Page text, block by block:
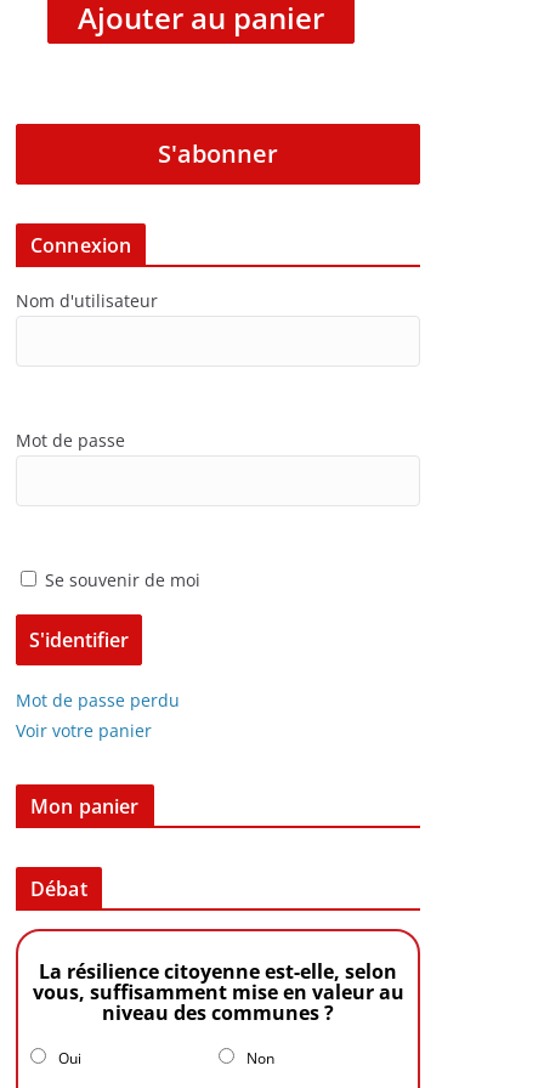
Ajouter au panier
S'abonner
Connexion
Nom d'utilisateur
Mot de passe
Se souvenir de moi
Mot de passe perdu
Voir votre panier
Mon panier
Débat
La résilience citoyenne est-elle, selon
vous, suffisamment mise en valeur au
niveau des communes ?
Oui Non